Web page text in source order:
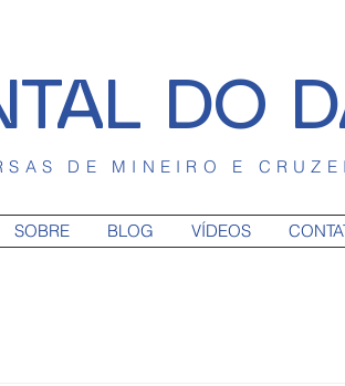
DO
DE MINEIRO E
SOBRE BLOG VÍDEOS